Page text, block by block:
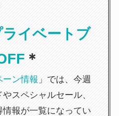
イベートブ
＊
ーン情報 」では、今週
スペシャルセール、
報が一覧になってい